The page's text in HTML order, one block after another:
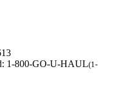
1-800-GO-U-HAUL(1-